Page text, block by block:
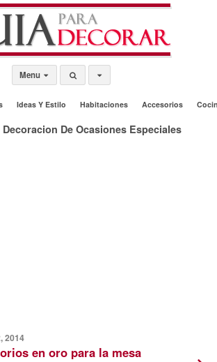
Menu
Ideas Y Estilo Habitaciones Accesorios
Decoracion De Ocasiones Especiales
2014
en oro para la mesa